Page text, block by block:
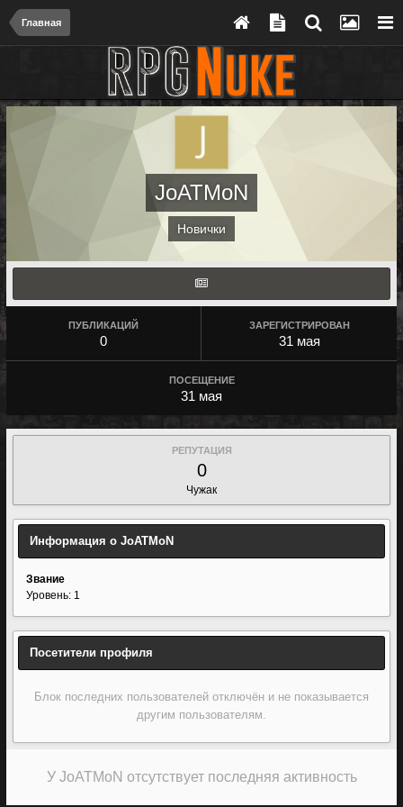
Главная
JoATMoN
Новички
ПУБЛИКАЦИЙ
0
ЗАРЕГИСТРИРОВАН
31 мая
ПОСЕЩЕНИЕ
31 мая
РЕПУТАЦИЯ
0
Чужак
Информация о JoATMoN
Звание
Уровень: 1
Посетители профиля
Блок последних пользователей отключён и не показывается
другим пользователям.
У JoATMoN отсутствует последняя активность